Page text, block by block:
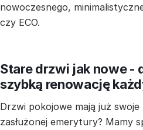
nowoczesnego,
czy ECO.
Stare drzwi jak nowe -
szybką renowację
Drzwi pokojowe mają już swoje
zasłużonej emerytury? Mamy